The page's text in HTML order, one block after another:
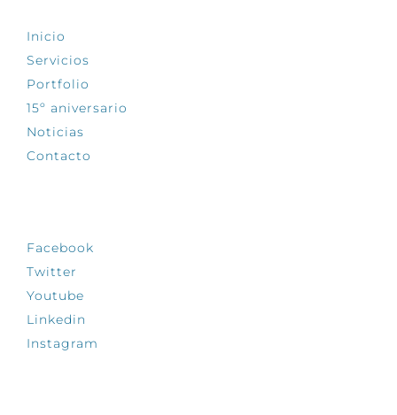
Inicio
Servicios
Portfolio
15º aniversario
Noticias
Contacto
Facebook
Twitter
Youtube
Linkedin
Instagram